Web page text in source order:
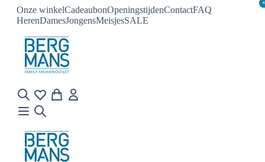
Onze winkelCadeaubonOpeningstijdenContactFAQ
HerenDamesJongensMeisjesSALE
×
×